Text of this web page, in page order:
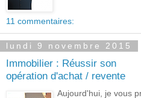
11 commentaires:
lundi 9 novembre 2015
Immobilier : Réussir son
opération d'achat / revente
Aujourd'hui, je vous